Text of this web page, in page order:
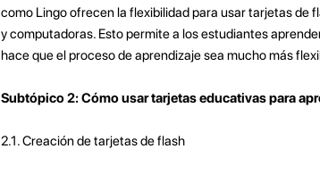
como Lingo ofrecen la flexibilidad para usar tarjetas de
y computadoras. Esto permite a los estudiantes
hace que el proceso de aprendizaje sea mucho más
Subtópico 2: Cómo usar tarjetas educativas para
2.1. Creación de tarjetas de flash